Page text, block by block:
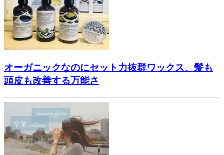
オーガニックなのにセット力抜群ワックス、髪も
頭皮も改善する万能さ